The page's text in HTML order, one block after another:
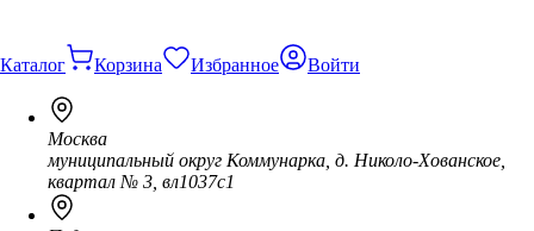
Каталог Корзина Избранное Войти
Москва
муниципальный округ Коммунарка, д. Николо-Хованское,
квартал № 3, вл1037с1